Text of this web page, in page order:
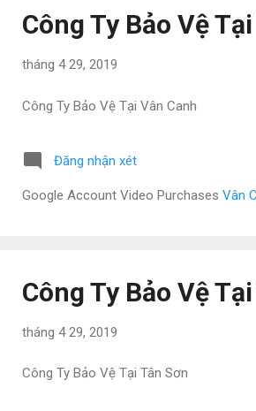
Công Ty Bảo Vệ
tháng 4 29, 2019
Công Ty Bảo Vệ Tại Vân Canh
Đăng nhận xét
Google Account Video Purchases Vân
Công Ty Bảo Vệ
tháng 4 29, 2019
Công Ty Bảo Vệ Tại Tân Sơn